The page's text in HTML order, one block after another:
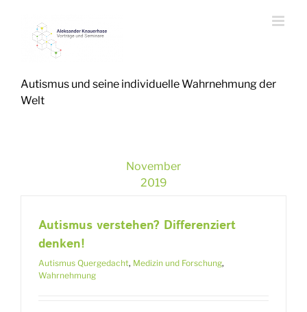
springen
Autismus und seine individuelle Wahrnehmung der
Welt
November
2019
Autismus verstehen? Differenziert
denken!
Autismus Quergedacht, Medizin und Forschung,
Wahrnehmung